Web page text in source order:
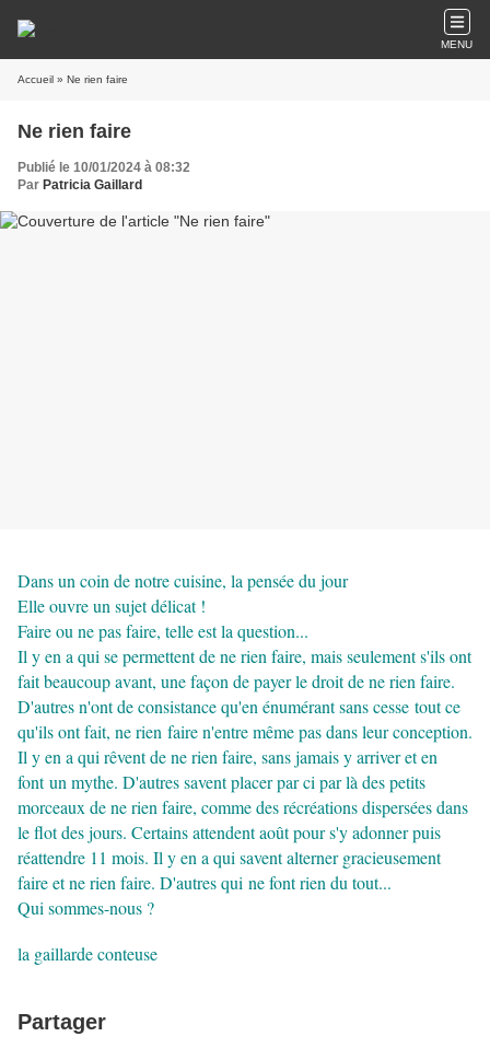
MENU
Accueil » Ne rien faire
Ne rien faire
Publié le 10/01/2024 à 08:32
Par Patricia Gaillard
Dans un coin de notre cuisine, la pensée du jour
Elle ouvre un sujet délicat !
Faire ou ne pas faire, telle est la question...
Il y en a qui se permettent de ne rien faire, mais seulement s'ils ont
fait beaucoup avant, une façon de payer le droit de ne rien faire.
D'autres n'ont de consistance qu'en énumérant sans cesse tout ce
qu'ils ont fait, ne rien faire n'entre même pas dans leur conception.
Il y en a qui rêvent de ne rien faire, sans jamais y arriver et en
font un mythe. D'autres savent placer par ci par là des petits
morceaux de ne rien faire, comme des récréations dispersées dans
le flot des jours. Certains attendent août pour s'y adonner puis
réattendre 11 mois. Il y en a qui savent alterner gracieusement
faire et ne rien faire. D'autres qui ne font rien du tout...
Qui sommes-nous ?
la gaillarde conteuse
Partager